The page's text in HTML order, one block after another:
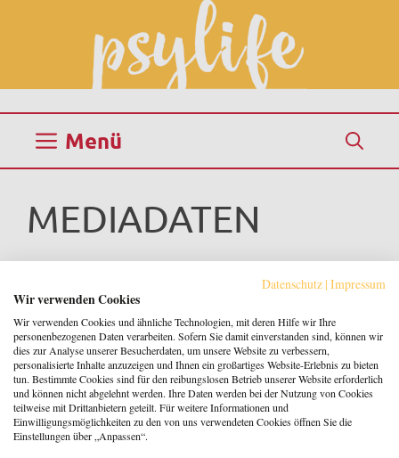
Menü
MEDIADATEN
Menü
© 2026 DEUTSCHER PSYCHOLOGEN
Datenschutz | Impressum
Wir verwenden Cookies
Wir verwenden Cookies und ähnliche Technologien, mit deren Hilfe wir Ihre
personenbezogenen Daten verarbeiten. Sofern Sie damit einverstanden sind, können wir
dies zur Analyse unserer Besucherdaten, um unsere Website zu verbessern,
personalisierte Inhalte anzuzeigen und Ihnen ein großartiges Website-Erlebnis zu bieten
tun. Bestimmte Cookies sind für den reibungslosen Betrieb unserer Website erforderlich
und können nicht abgelehnt werden. Ihre Daten werden bei der Nutzung von Cookies
teilweise mit Drittanbietern geteilt. Für weitere Informationen und
Einwilligungsmöglichkeiten zu den von uns verwendeten Cookies öffnen Sie die
Einstellungen über „Anpassen“.